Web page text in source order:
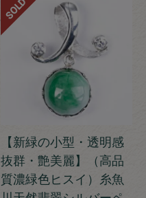
【新緑の小型・透明感
抜群・艶美麗】（高品
質濃緑色ヒスイ）糸魚
SOLD